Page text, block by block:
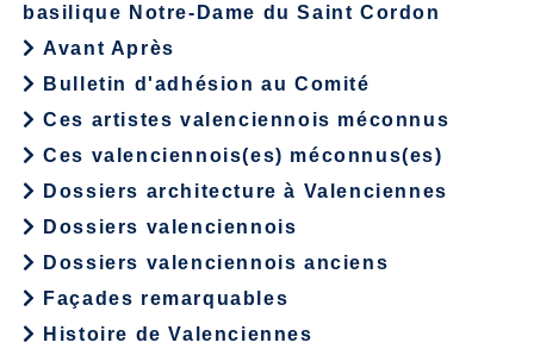
basilique Notre-Dame du Saint Cordon
Avant Après
Bulletin d'adhésion au Comité
Ces artistes valenciennois méconnus
Ces valenciennois(es) méconnus(es)
Dossiers architecture à Valenciennes
Dossiers valenciennois
Dossiers valenciennois anciens
Façades remarquables
Histoire de Valenciennes